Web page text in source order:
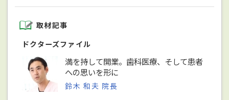
取材記事
ドクターズファイル
満を持して開業。歯科医療、そして患者
への思いを形に
鈴木 和夫 院長